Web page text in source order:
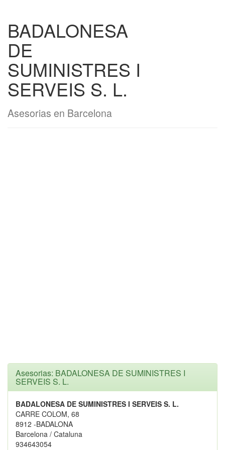
BADALONESA
DE
SUMINISTRES I
SERVEIS S. L.
Asesorias en Barcelona
Asesorias: BADALONESA DE SUMINISTRES I
SERVEIS S. L.
BADALONESA DE SUMINISTRES I SERVEIS S. L.
CARRE COLOM, 68
8912 -BADALONA
Barcelona / Cataluna
934643054